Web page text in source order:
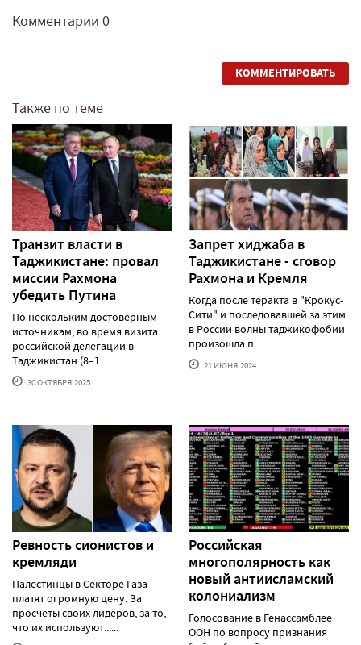
Комментарии 0
КОММЕНТИРОВАТЬ
Также по теме
Транзит власти в
Таджикистане: провал
миссии Рахмона
убедить Путина
По нескольким достоверным
источникам, во время визита
российской делегации в
Таджикистан (8–1......
30 ОКТЯБРЯ'2025
Запрет хиджаба в
Таджикистане - сговор
Рахмона и Кремля
Когда после теракта в "Крокус-
Сити" и последовавшей за этим
в России волны таджикофобии
произошла п......
21 ИЮНЯ'2024
Ревность сионистов и
кремляди
Палестинцы в Секторе Газа
платят огромную цену. За
просчеты своих лидеров, за то,
что их используют......
Российская
многополярность как
новый антиисламский
колониализм
Голосование в Генассамблее
ООН по вопросу признания